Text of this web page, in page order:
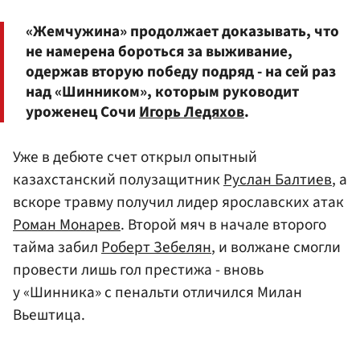
«Жемчужина» продолжает доказывать, что
не намерена бороться за выживание,
одержав вторую победу подряд - на сей раз
над «Шинником», которым руководит
уроженец СочиИгорь Ледяхов.
Уже в дебюте счет открыл опытный
казахстанский полузащитникРуслан Балтиев, а
вскоре травму получил лидер ярославских атак
Роман Монарев. Второй мяч в начале второго
тайма забилРоберт Зебелян, и волжане смогли
провести лишь гол престижа - вновь
у «Шинника» с пенальти отличился Милан
Вьештица.